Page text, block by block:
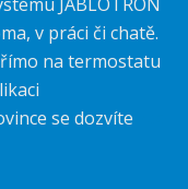
v práci či chatě.
na termostatu
se dozvíte